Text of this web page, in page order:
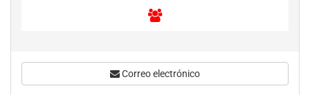
Correo electrónico